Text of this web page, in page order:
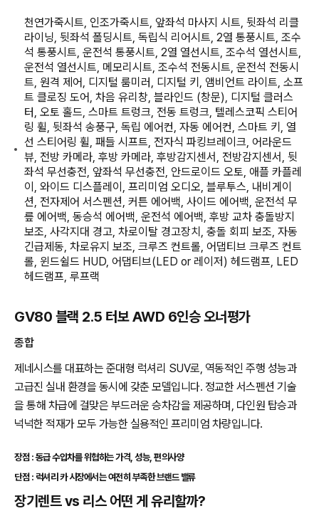
천연가죽시트, 인조가죽시트, 앞좌석 마사지 시트, 뒷좌석 리클
라이닝, 뒷좌석 폴딩시트, 독립식 리어시트, 2열 통풍시트, 조수
석 통풍시트, 운전석 통풍시트, 2열 열선시트, 조수석 열선시트,
운전석 열선시트, 메모리시트, 조수석 전동시트, 운전석 전동시
트, 원격 제어, 디지털 룸미러, 디지털 키, 앰비언트 라이트, 소프
트 클로징 도어, 차음 유리창, 블라인드 (창문), 디지털 클러스
터, 오토 홀드, 스마트 트렁크, 전동 트렁크, 텔레스코픽 스티어
링 휠, 뒷좌석 송풍구, 독립 에어컨, 자동 에어컨, 스마트 키, 열
선 스티어링 휠, 패들 시프트, 전자식 파킹브레이크, 어라운드
뷰, 전방 카메라, 후방 카메라, 후방감지센서, 전방감지센서, 뒷
좌석 무선충전, 앞좌석 무선충전, 안드로이드 오토, 애플 카플레
이, 와이드 디스플레이, 프리미엄 오디오, 블루투스, 내비게이
션, 전자제어 서스펜션, 커튼 에어백, 사이드 에어백, 운전석 무
릎 에어백, 동승석 에어백, 운전석 에어백, 후방 교차 충돌방지
보조, 사각지대 경고, 차로이탈 경고장치, 충돌 회피 보조, 자동
긴급제동, 차로유지 보조, 크루즈 컨트롤, 어댑티브 크루즈 컨트
롤, 윈드쉴드 HUD, 어댑티브(LED or 레이저) 헤드램프, LED
헤드램프, 루프랙
GV80 블랙 2.5 터보 AWD 6인승 오너평가
종합
제네시스를 대표하는 준대형 럭셔리 SUV로, 역동적인 주행 성능과
고급진 실내 환경을 동시에 갖춘 모델입니다. 정교한 서스펜션 기술
을 통해 차급에 걸맞은 부드러운 승차감을 제공하며, 다인원 탑승과
넉넉한 적재가 모두 가능한 실용적인 프리미엄 차량입니다.
장점 : 동급 수입차를 위협하는 가격, 성능, 편의사양
단점 : 럭셔리 카 시장에서는 여전히 부족한 브랜드 밸류
장기렌트 vs 리스 어떤 게 유리할까?